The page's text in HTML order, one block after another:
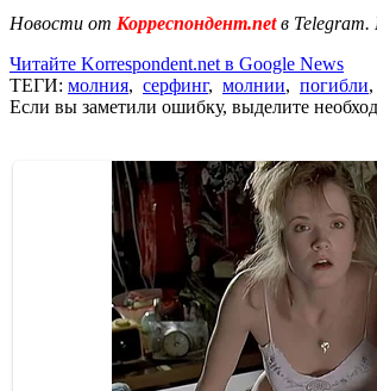
Новости от Корреспондент.netв
Читайте Korrespondent.net в Google News
ТЕГИ: молния, серфинг, молнии, погибли,
Если вы заметили ошибку, выделите